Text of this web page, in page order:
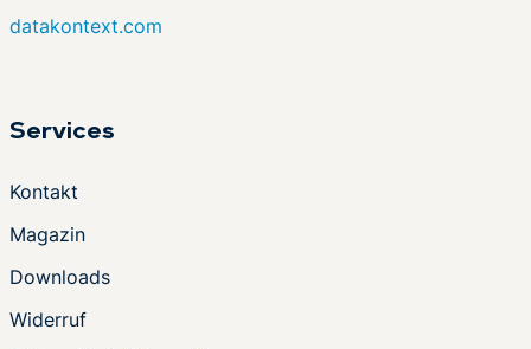
datakontext.com
Services
Kontakt
Magazin
Downloads
Widerruf